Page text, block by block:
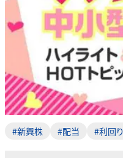
#新興株 #配当 #利回り